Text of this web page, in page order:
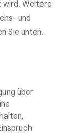
Weitere
und
Sie unten.
über